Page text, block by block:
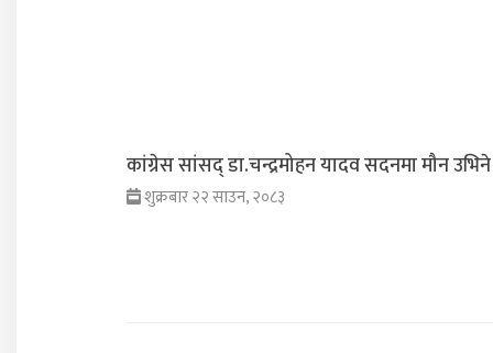
कांग्रेस सांसद् डा‍‍.चन्द्रमोहन यादव सदनमा मौन उभिने
शुक्रबार २२ साउन, २०८३